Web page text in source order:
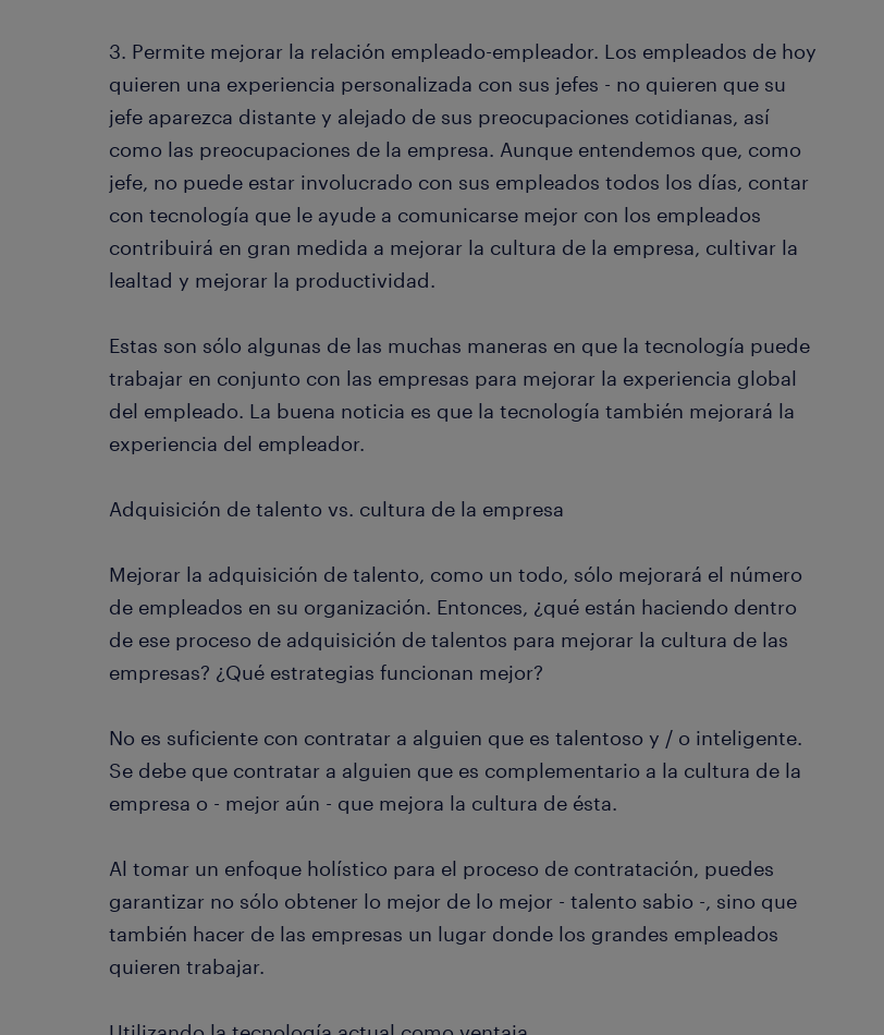
3. Permite mejorar la relación empleado-empleador. Los empleados de hoy
quieren una experiencia personalizada con sus jefes - no quieren que su
jefe aparezca distante y alejado de sus preocupaciones cotidianas, así
como las preocupaciones de la empresa. Aunque entendemos que, como
jefe, no puede estar involucrado con sus empleados todos los días, contar
con tecnología que le ayude a comunicarse mejor con los empleados
contribuirá en gran medida a mejorar la cultura de la empresa, cultivar la
lealtad y mejorar la productividad.
Estas son sólo algunas de las muchas maneras en que la tecnología puede
trabajar en conjunto con las empresas para mejorar la experiencia global
del empleado. La buena noticia es que la tecnología también mejorará la
experiencia del empleador.
Adquisición de talento vs. cultura de la empresa
Mejorar la adquisición de talento, como un todo, sólo mejorará el número
de empleados en su organización. Entonces, ¿qué están haciendo dentro
de ese proceso de adquisición de talentos para mejorar la cultura de las
empresas? ¿Qué estrategias funcionan mejor?
No es suficiente con contratar a alguien que es talentoso y / o inteligente.
Se debe que contratar a alguien que es complementario a la cultura de la
empresa o - mejor aún - que mejora la cultura de ésta.
Al tomar un enfoque holístico para el proceso de contratación, puedes
garantizar no sólo obtener lo mejor de lo mejor - talento sabio -, sino que
también hacer de las empresas un lugar donde los grandes empleados
quieren trabajar.